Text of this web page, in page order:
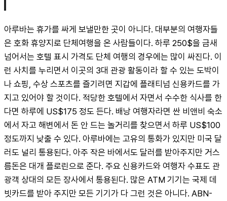
아루바는 휴가를 싸게 보낼만한 곳이 아니다. 대부분의 여행자들
은 호화 휴양지로 단체여행을 온 사람들이다. 하루 250$을 금새
넘어서는 호텔 표시 가격도 단체 여행의 경우에는 많이 싸진다. 이
런 사치를 누리면서 이곳의 3대 관광 활동이라 할 수 있는 도박이
나 쇼핑, 수상 스포츠를 즐기려면 지갑에 플래티넘 신용카드를 가
지고 있어야 할 것이다. 적당한 호텔에서 자면서 수수한 식사를 한
다면 하루에 US$175 정도 든다. 배낭 여행자라면 싼 비앤비 숙소
에서 자고 해변에서 돈 안 드는 놀거리를 찾으면서 하루 US$100
정도까지 낮출 수 있다. 아루바에는 고유의 통화가 있지만 미국 달
러도 널리 통용된다. 아주 작은 바에서도 달러를 받아주지만 거스
름돈은 대개 플로린으로 준다. 주요 신용카드와 여행자 수표도 관
광객 상대의 모든 장사에서 통용된다. 많은 ATM 기기는 국제 데
빗카드를 받아 주지만 모든 기기가 다 그런 것은 아니다. ABN-